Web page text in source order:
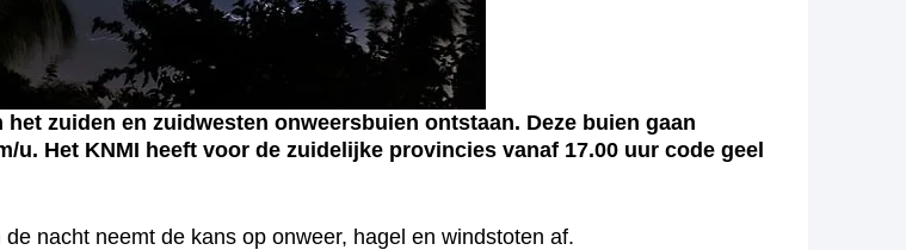
zuiden en zuidwesten onweersbuien ontstaan. Deze buien gaan
Het KNMI heeft voor de zuidelijke provincies vanaf 17.00 uur code geel
nacht neemt de kans op onweer, hagel en windstoten af.